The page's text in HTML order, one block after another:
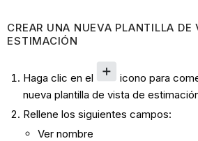
CREAR UNA NUEVA PLANTILLA DE
ESTIMACIÓN
Haga clic en el
icono para
nueva plantilla de vista de
Rellene los siguientes campos:
Ver nombre